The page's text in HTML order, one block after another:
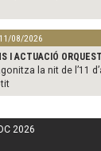
11/08/2026
I ACTUACIÓ
la nit de l’11
2026